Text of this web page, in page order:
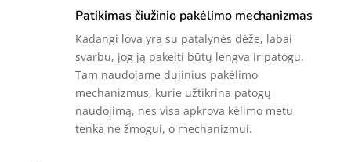
Patikimas čiužinio pakėlimo mechanizmas
Kadangi lova yra su patalynės dėže, labai
svarbu, jog ją pakelti būtų lengva ir patogu.
Tam naudojame dujinius pakėlimo
mechanizmus, kurie užtikrina patogų
naudojimą, nes visa apkrova kėlimo metu
tenka ne žmogui, o mechanizmui.